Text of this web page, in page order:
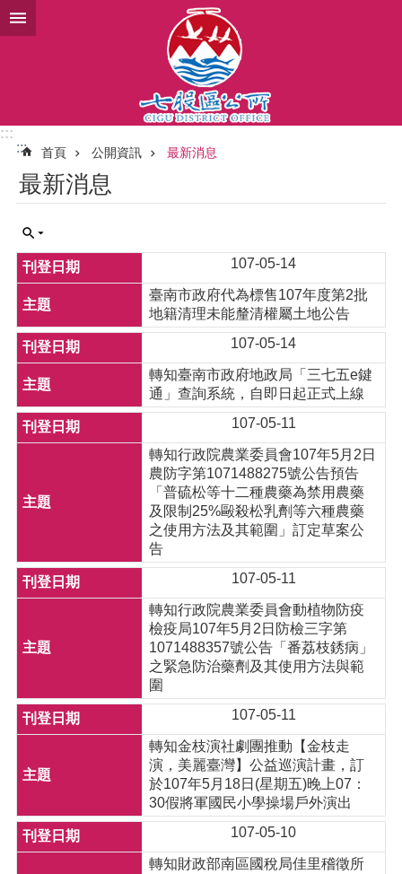
跳到主要內容區塊
:::
:::
首頁 公開資訊 最新消息
最新消息
107-05-14
臺南市政府代為標售107年度第2批
地籍清理未能釐清權屬土地公告
107-05-14
轉知臺南市政府地政局「三七五e鍵
通」查詢系統，自即日起正式上線
107-05-11
轉知行政院農業委員會107年5月2日
農防字第1071488275號公告預告
「普硫松等十二種農藥為禁用農藥
及限制25%毆殺松乳劑等六種農藥
之使用方法及其範圍」訂定草案公
告
107-05-11
轉知行政院農業委員會動植物防疫
檢疫局107年5月2日防檢三字第
1071488357號公告「番荔枝銹病」
之緊急防治藥劑及其使用方法與範
圍
107-05-11
轉知金枝演社劇團推動【金枝走
演，美麗臺灣】公益巡演計畫，訂
於107年5月18日(星期五)晚上07：
30假將軍國民小學操場戶外演出
107-05-10
轉知財政部南區國稅局佳里稽徵所